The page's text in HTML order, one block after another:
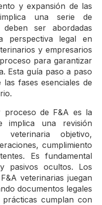
y expansión de las
una serie de
ser abordadas
perspectiva legal en
y empresarios
para garantizar
Esta guía paso a paso
fases esenciales de
proceso de F&A es la
implica una revisión
objetivo,
cumplimiento
Es fundamental
pasivos ocultos. Los
veterinarias juegan
documentos legales
cumplan con